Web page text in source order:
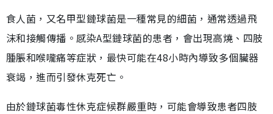
食人菌，又名甲型鏈球菌是一種常見的細菌，通常透過飛
沫和接觸傳播。感染A型鏈球菌的患者，會出現高燒、四肢
腫脹和喉嚨痛等症狀，最快可能在48小時內導致多個臟器
衰竭，進而引發休克死亡。
由於鏈球菌毒性休克症候群嚴重時，可能會導致患者四肢